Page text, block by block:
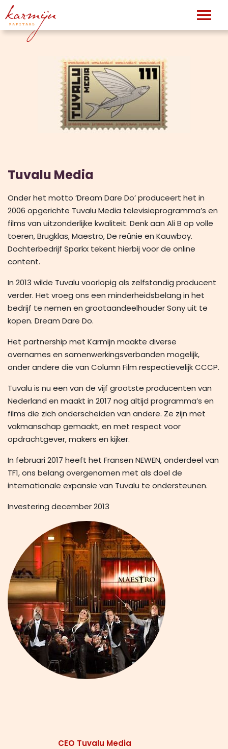
Tuvalu Media
Onder het motto ‘Dream Dare Do’ produceert het in
2006 opgerichte Tuvalu Media televisieprogramma’s en
films van uitzonderlijke kwaliteit. Denk aan Ali B op volle
toeren, Brugklas, Maestro, De reünie en Kauwboy.
Dochterbedrijf Sparkx tekent hierbij voor de online
content.
In 2013 wilde Tuvalu voorlopig als zelfstandig producent
verder. Het vroeg ons een minderheidsbelang in het
bedrijf te nemen en grootaandeelhouder Sony uit te
kopen. Dream Dare Do.
Het partnership met Karmijn maakte diverse
overnames en samenwerkingsverbanden mogelijk,
onder andere die van Column Film respectievelijk CCCP.
Tuvalu is nu een van de vijf grootste producenten van
Nederland en maakt in 2017 nog altijd programma’s en
films die zich onderscheiden van andere. Ze zijn met
vakmanschap gemaakt, en met respect voor
opdrachtgever, makers en kijker.
In februari 2017 heeft het Fransen NEWEN, onderdeel van
TF1, ons belang overgenomen met als doel de
internationale expansie van Tuvalu te ondersteunen.
Investering december 2013
CEO Tuvalu Media